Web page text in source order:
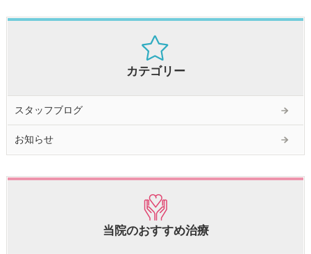
カテゴリー
スタッフブログ
お知らせ
当院のおすすめ治療